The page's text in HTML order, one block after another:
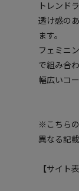
トレンド
透け感の
ます。
フェミニ
で組み合
幅広いコ
※こちら
異なる記
【サイト